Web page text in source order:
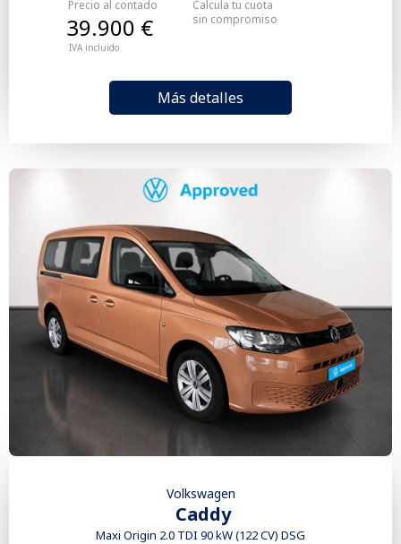
Precio al contado
IVA incluido
39.900 €
Más detalles
Calcula tu cuota
sin compromiso
Volkswagen
Caddy
Maxi Origin 2.0 TDI 90 kW (122 CV) DSG